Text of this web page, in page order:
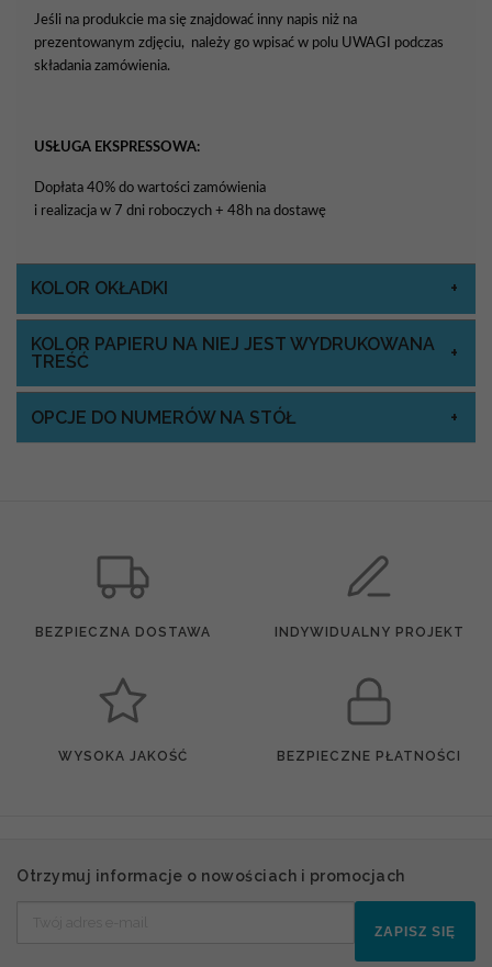
Jeśli na produkcie ma się znajdować inny napis niż na
prezentowanym zdjęciu, należy go wpisać w polu UWAGI podczas
składania zamówienia.
USŁUGA EKSPRESSOWA:
Dopłata 40% do wartości zamówienia
i realizacja w 7 dni roboczych + 48h na dostawę
KOLOR OKŁADKI
KOLOR PAPIERU NA NIEJ JEST WYDRUKOWANA
TREŚĆ
OPCJE DO NUMERÓW NA STÓŁ
BEZPIECZNA DOSTAWA INDYWIDUALNY PROJEKT
WYSOKA JAKOŚĆ BEZPIECZNE PŁATNOŚCI
Otrzymuj informacje o nowościach i promocjach
ZAPISZ SIĘ